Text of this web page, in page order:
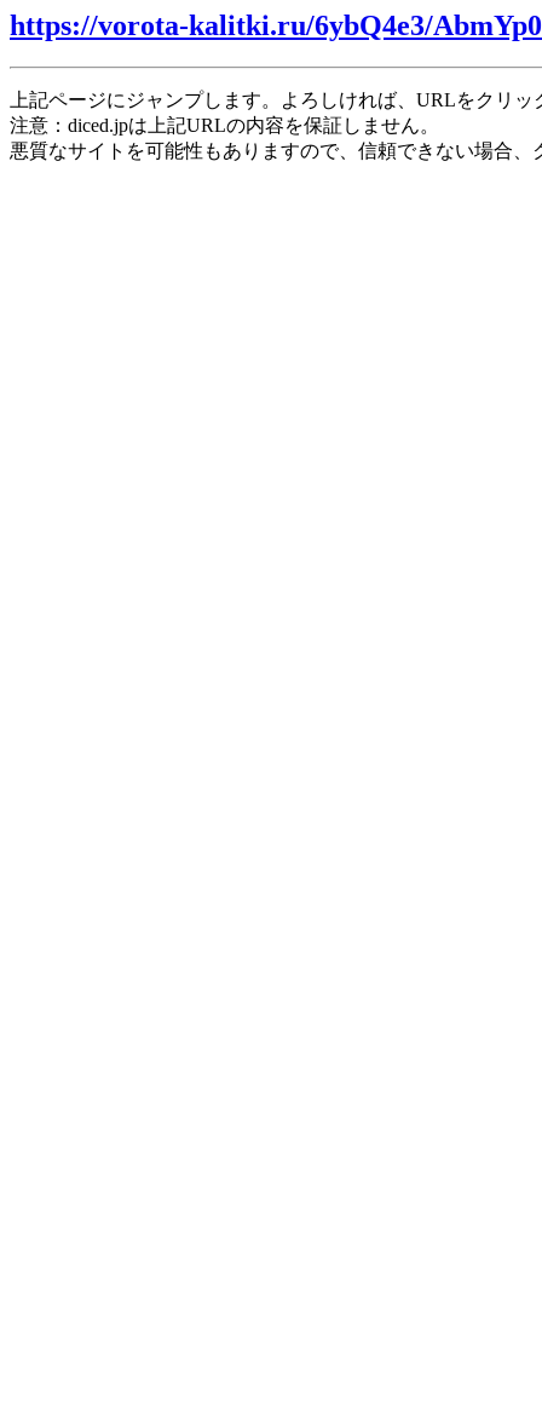
https://vorota-kalitki.ru/6ybQ4e3/
上記ページにジャンプします。よろしければ、URLをクリ
注意：diced.jpは上記URLの内容を保証しません。
悪質なサイトを可能性もありますので、信頼できない場合、